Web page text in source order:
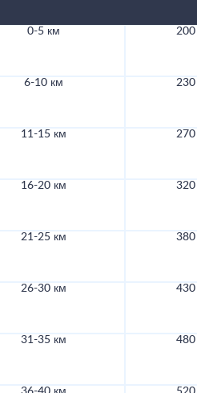
0-5 км 200
6-10 км 230
11-15 км 270
16-20 км 320
21-25 км 380
26-30 км 430
31-35 км 480